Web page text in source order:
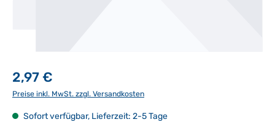
2,97 €
Preise inkl. MwSt. zzgl. Versandkosten
Sofort verfügbar, Lieferzeit: 2-5 Tage